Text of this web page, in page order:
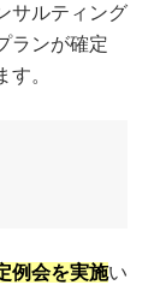
サルティング
ランが確定
。
例会を実施い